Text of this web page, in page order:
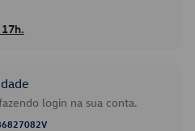
login na sua conta.